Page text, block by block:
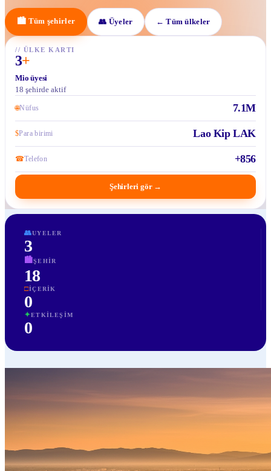
🏙 Tüm şehirler 👥 Üyeler ←Tüm ülkeler
// ÜLKE KARTI
3+
Mio üyesi
18 şehirde aktif
🌐Nüfus 7.1M
$Para birimi Lao Kip LAK
☎Telefon +856
Şehirleri gör →
👥UYELER
3
🏙ŞEHIR
18
□İÇERIK
0
✦ETKILEŞIM
0